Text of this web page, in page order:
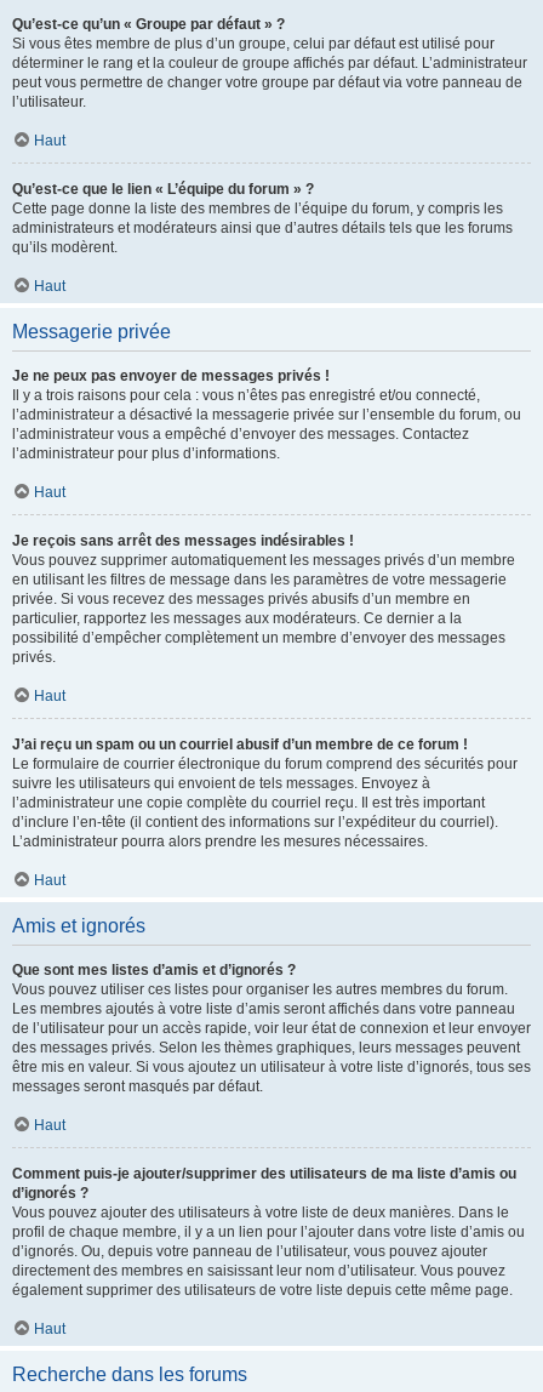
Qu’est-ce qu’un « Groupe par défaut » ?
Si vous êtes membre de plus d’un groupe, celui par défaut est utilisé pour
déterminer le rang et la couleur de groupe affichés par défaut. L’administrateur
peut vous permettre de changer votre groupe par défaut via votre panneau de
l’utilisateur.
Haut
Qu’est-ce que le lien « L’équipe du forum » ?
Cette page donne la liste des membres de l’équipe du forum, y compris les
administrateurs et modérateurs ainsi que d’autres détails tels que les forums
qu’ils modèrent.
Haut
Messagerie privée
Je ne peux pas envoyer de messages privés !
Il y a trois raisons pour cela : vous n’êtes pas enregistré et/ou connecté,
l’administrateur a désactivé la messagerie privée sur l’ensemble du forum, ou
l’administrateur vous a empêché d’envoyer des messages. Contactez
l’administrateur pour plus d’informations.
Haut
Je reçois sans arrêt des messages indésirables !
Vous pouvez supprimer automatiquement les messages privés d’un membre
en utilisant les filtres de message dans les paramètres de votre messagerie
privée. Si vous recevez des messages privés abusifs d’un membre en
particulier, rapportez les messages aux modérateurs. Ce dernier a la
possibilité d’empêcher complètement un membre d’envoyer des messages
privés.
Haut
J’ai reçu un spam ou un courriel abusif d’un membre de ce forum !
Le formulaire de courrier électronique du forum comprend des sécurités pour
suivre les utilisateurs qui envoient de tels messages. Envoyez à
l’administrateur une copie complète du courriel reçu. Il est très important
d’inclure l’en-tête (il contient des informations sur l’expéditeur du courriel).
L’administrateur pourra alors prendre les mesures nécessaires.
Haut
Amis et ignorés
Que sont mes listes d’amis et d’ignorés ?
Vous pouvez utiliser ces listes pour organiser les autres membres du forum.
Les membres ajoutés à votre liste d’amis seront affichés dans votre panneau
de l’utilisateur pour un accès rapide, voir leur état de connexion et leur envoyer
des messages privés. Selon les thèmes graphiques, leurs messages peuvent
être mis en valeur. Si vous ajoutez un utilisateur à votre liste d’ignorés, tous ses
messages seront masqués par défaut.
Haut
Comment puis-je ajouter/supprimer des utilisateurs de ma liste d’amis ou
d’ignorés ?
Vous pouvez ajouter des utilisateurs à votre liste de deux manières. Dans le
profil de chaque membre, il y a un lien pour l’ajouter dans votre liste d’amis ou
d’ignorés. Ou, depuis votre panneau de l’utilisateur, vous pouvez ajouter
directement des membres en saisissant leur nom d’utilisateur. Vous pouvez
également supprimer des utilisateurs de votre liste depuis cette même page.
Haut
Recherche dans les forums